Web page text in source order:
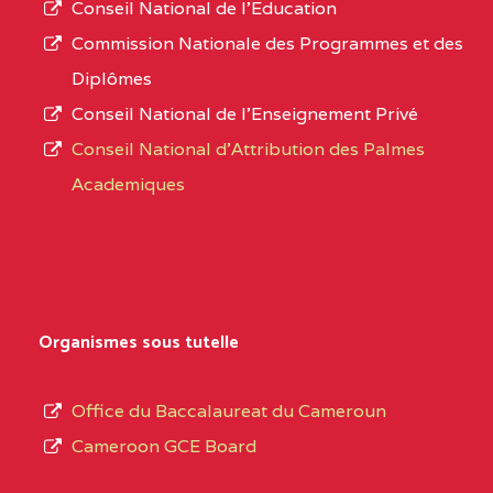
CENTRE
COLLEGE PANAFRICAIN
DE L'EXCELLENCE BP
CENTRE
COLLEGE PRIVE
CENTRE
COLLEGE PRIVE LAIC
SAINT MICHEL
L’offre
d’éducation
de
Conseil National de l’Education
Commission Nationale des Programmes et des
Diplômes
Conseil National de l’Enseignement Privé
Conseil National d'Attribution des Palmes
Academiques
Organismes sous tutelle
Office du Baccalaureat du Cameroun
Cameroon GCE Board